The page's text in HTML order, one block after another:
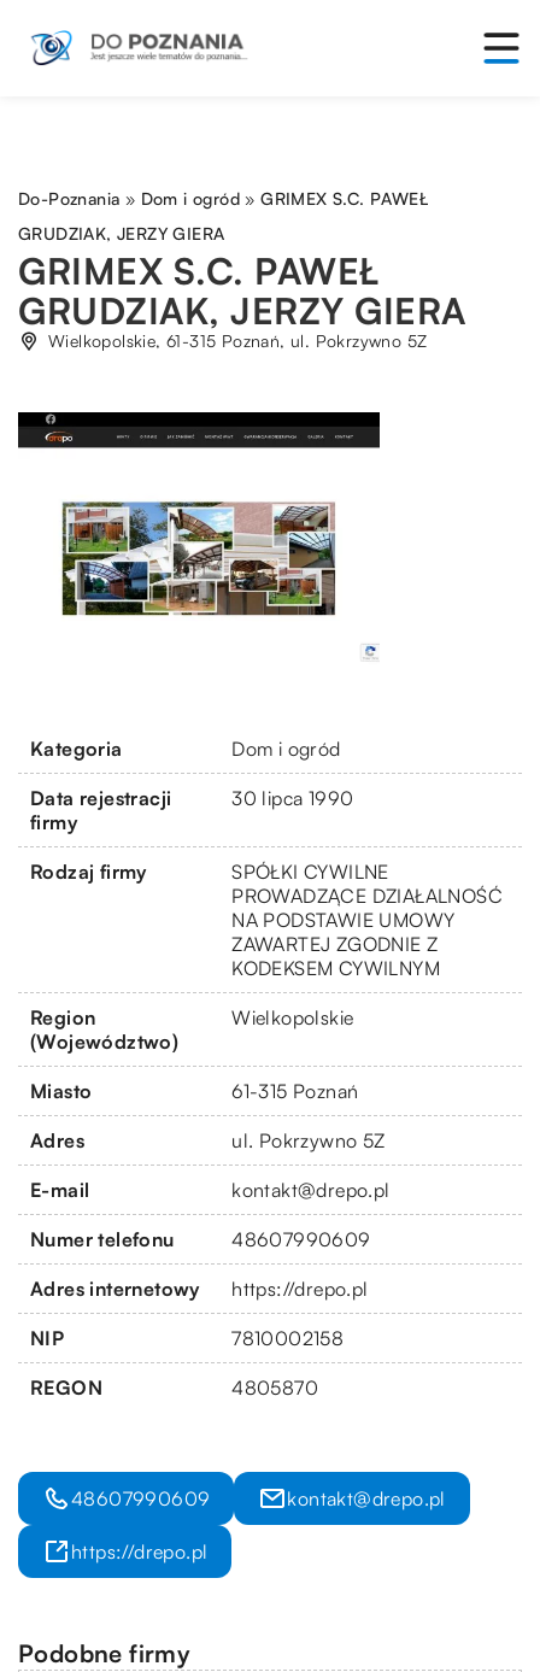
Do-Poznania » Dom i ogród »GRIMEX S.C. PAWEŁ
GRUDZIAK, JERZY GIERA
GRIMEX S.C. PAWEŁ
GRUDZIAK, JERZY GIERA
Wielkopolskie, 61-315 Poznań, ul. Pokrzywno 5Z
Kategoria Dom i ogród
Data rejestracji
firmy
30 lipca 1990
Rodzaj firmy
SPÓŁKI CYWILNE
PROWADZĄCE DZIAŁALNOŚĆ
NA PODSTAWIE UMOWY
ZAWARTEJ ZGODNIE Z
KODEKSEM CYWILNYM
Region
(Województwo)
Wielkopolskie
Miasto 61-315 Poznań
Adres ul. Pokrzywno 5Z
E-mail kontakt@drepo.pl
Numer telefonu 48607990609
Adres internetowy https://drepo.pl
NIP 7810002158
REGON 4805870
48607990609 kontakt@drepo.pl
https://drepo.pl
Podobne firmy